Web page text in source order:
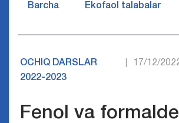
Barcha Ekofaol talabalar
OCHIQ DARSLAR
2022-2023
17/12/
Fenol va